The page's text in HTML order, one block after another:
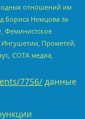
отношений им
Бориса Немцова за
Феминистское
Прометей,
СОТА медиа,
7756/ данные